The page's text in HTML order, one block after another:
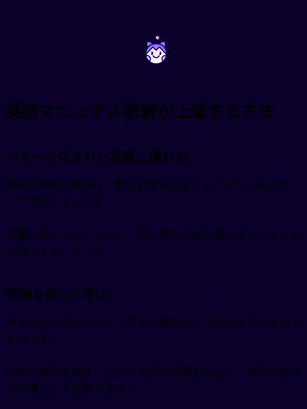
~ ~
英語マニュアル読解が上達する方法
パターン化された英語に慣れる
取扱説明書の英語は、実は日常会話よりもパターン化されて
いて学びやすいです。
何冊か読んでいくうちに、同じ表現が繰り返し出てくること
に気づくでしょう🎉
実物を使って学ぶ
手元にある製品のマニュアルを教材として活用するのもおす
すめです。
実際に製品を操作しながら英語の説明を読むと、単語の意味
が実感として理解できます。